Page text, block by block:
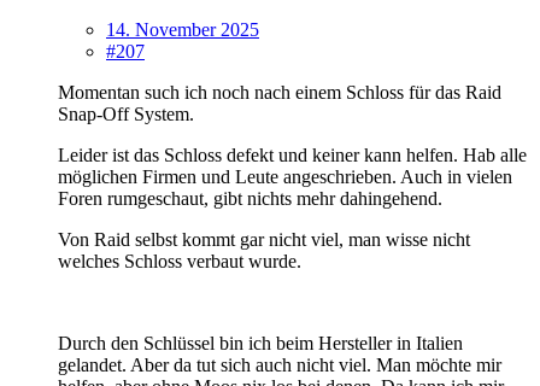
14. November 2025
#207
Momentan such ich noch nach einem Schloss für das Raid
Snap-Off System.
Leider ist das Schloss defekt und keiner kann helfen. Hab alle
möglichen Firmen und Leute angeschrieben. Auch in vielen
Foren rumgeschaut, gibt nichts mehr dahingehend.
Von Raid selbst kommt gar nicht viel, man wisse nicht
welches Schloss verbaut wurde.
Durch den Schlüssel bin ich beim Hersteller in Italien
gelandet. Aber da tut sich auch nicht viel. Man möchte mir